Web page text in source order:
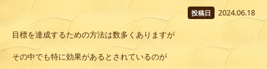
投稿日 2024.06.18
目標を達成するための方法は数多くありますが
その中でも特に効果があるとされているのが